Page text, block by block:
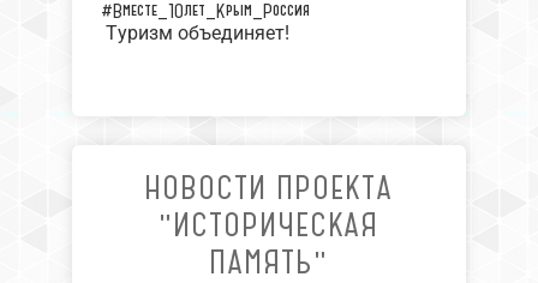
#Вместе_10лет_Крым_Россия
Туризм объединяет!
НОВОСТИ ПРОЕКТА
"ИСТОРИЧЕСКАЯ
ПАМЯТЬ"